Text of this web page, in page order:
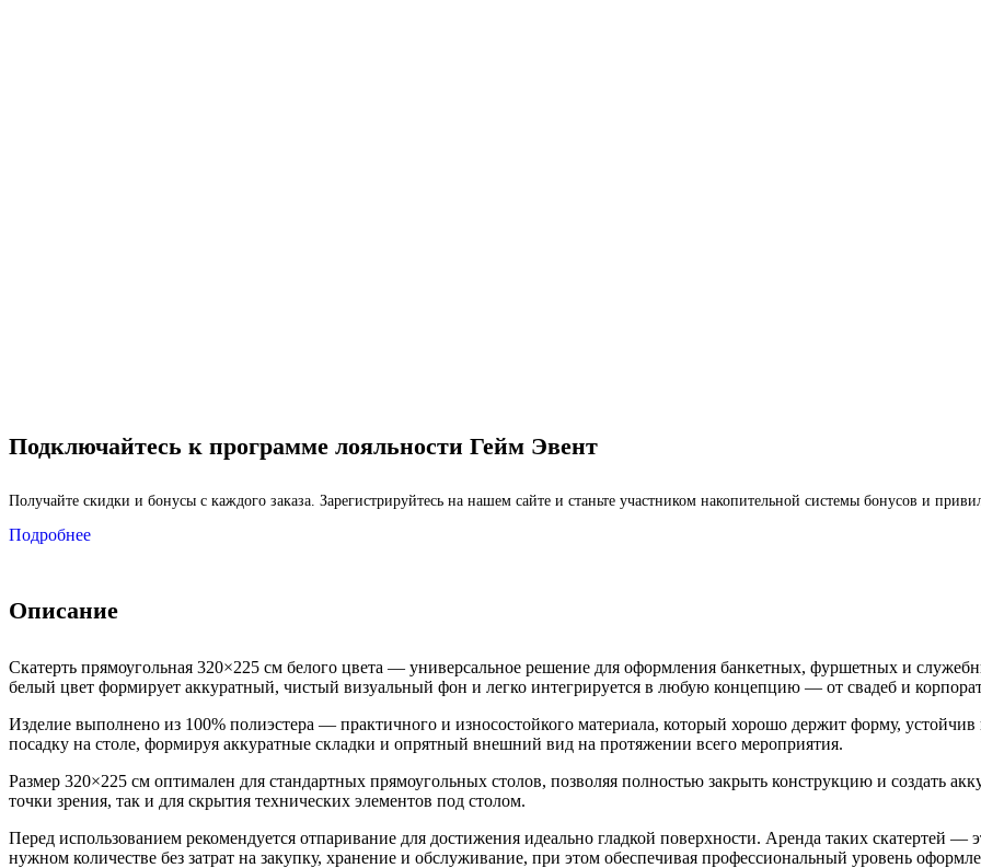
Подключайтесь к программе лояльности Гейм Эвент
Получайте скидки и бонусы с каждого заказа. Зарегистрируйтесь на нашем сайте и станьте участником накопительной системы бонусов и
Подробнее
Описание
Скатерть прямоугольная 320×225 см белого цвета — универсальное решение для оформления банкетных, фуршетных и
белый цвет формирует аккуратный, чистый визуальный фон и легко интегрируется в любую концепцию — от свадеб и
Изделие выполнено из 100% полиэстера — практичного и износостойкого материала, который хорошо держит форму,
посадку на столе, формируя аккуратные складки и опрятный внешний вид на протяжении всего мероприятия.
Размер 320×225 см оптимален для стандартных прямоугольных столов, позволяя полностью закрыть конструкцию и создать
точки зрения, так и для скрытия технических элементов под столом.
Перед использованием рекомендуется отпаривание для достижения идеально гладкой поверхности. Аренда таких скатертей —
нужном количестве без затрат на закупку, хранение и обслуживание, при этом обеспечивая профессиональный уровень